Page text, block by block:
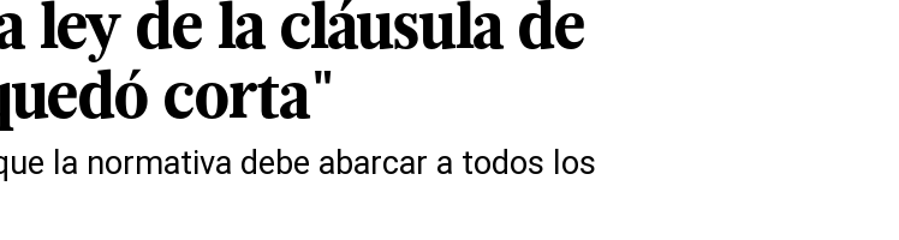
ley de la cláusula de
corta"
la normativa debe abarcar a todos los